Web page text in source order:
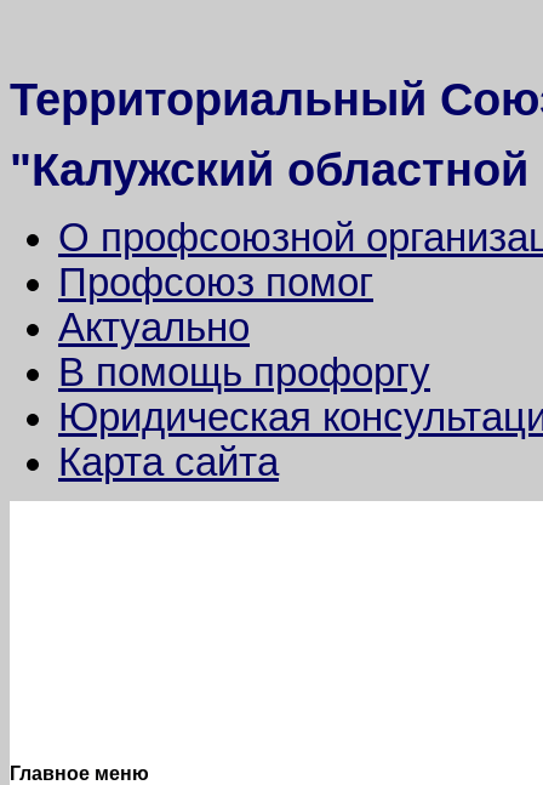
Территориальный
"Калужский
О профсоюзной
Профсоюз помог
Актуально
В помощь профоргу
Юридическая
Карта сайта
Главное меню